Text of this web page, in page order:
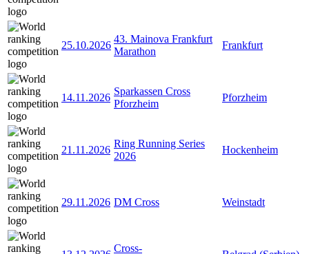
25.10.2026
43. Mainova Frankfurt
Marathon
Frankfurt
14.11.2026
Sparkassen Cross
Pforzheim
Pforzheim
21.11.2026
Ring Running Series
2026
Hockenheim
29.11.2026 DM Cross Weinstadt
Cross-